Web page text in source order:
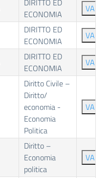
DIRITTO ED
ECONOMIA
VAI
DIRITTO ED
ECONOMIA
VAI
DIRITTO ED
ECONOMIA
VAI
Diritto Civile –
Diritto/
economia -
Economia
Politica
VAI
Diritto –
Economia
politica
VAI